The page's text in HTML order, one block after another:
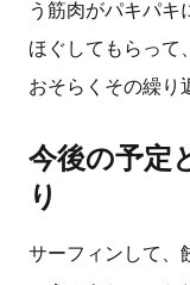
う筋肉がパキパキ
ほぐしてもらって
おそらくその繰り
今後の予定
り
サーフィンして、